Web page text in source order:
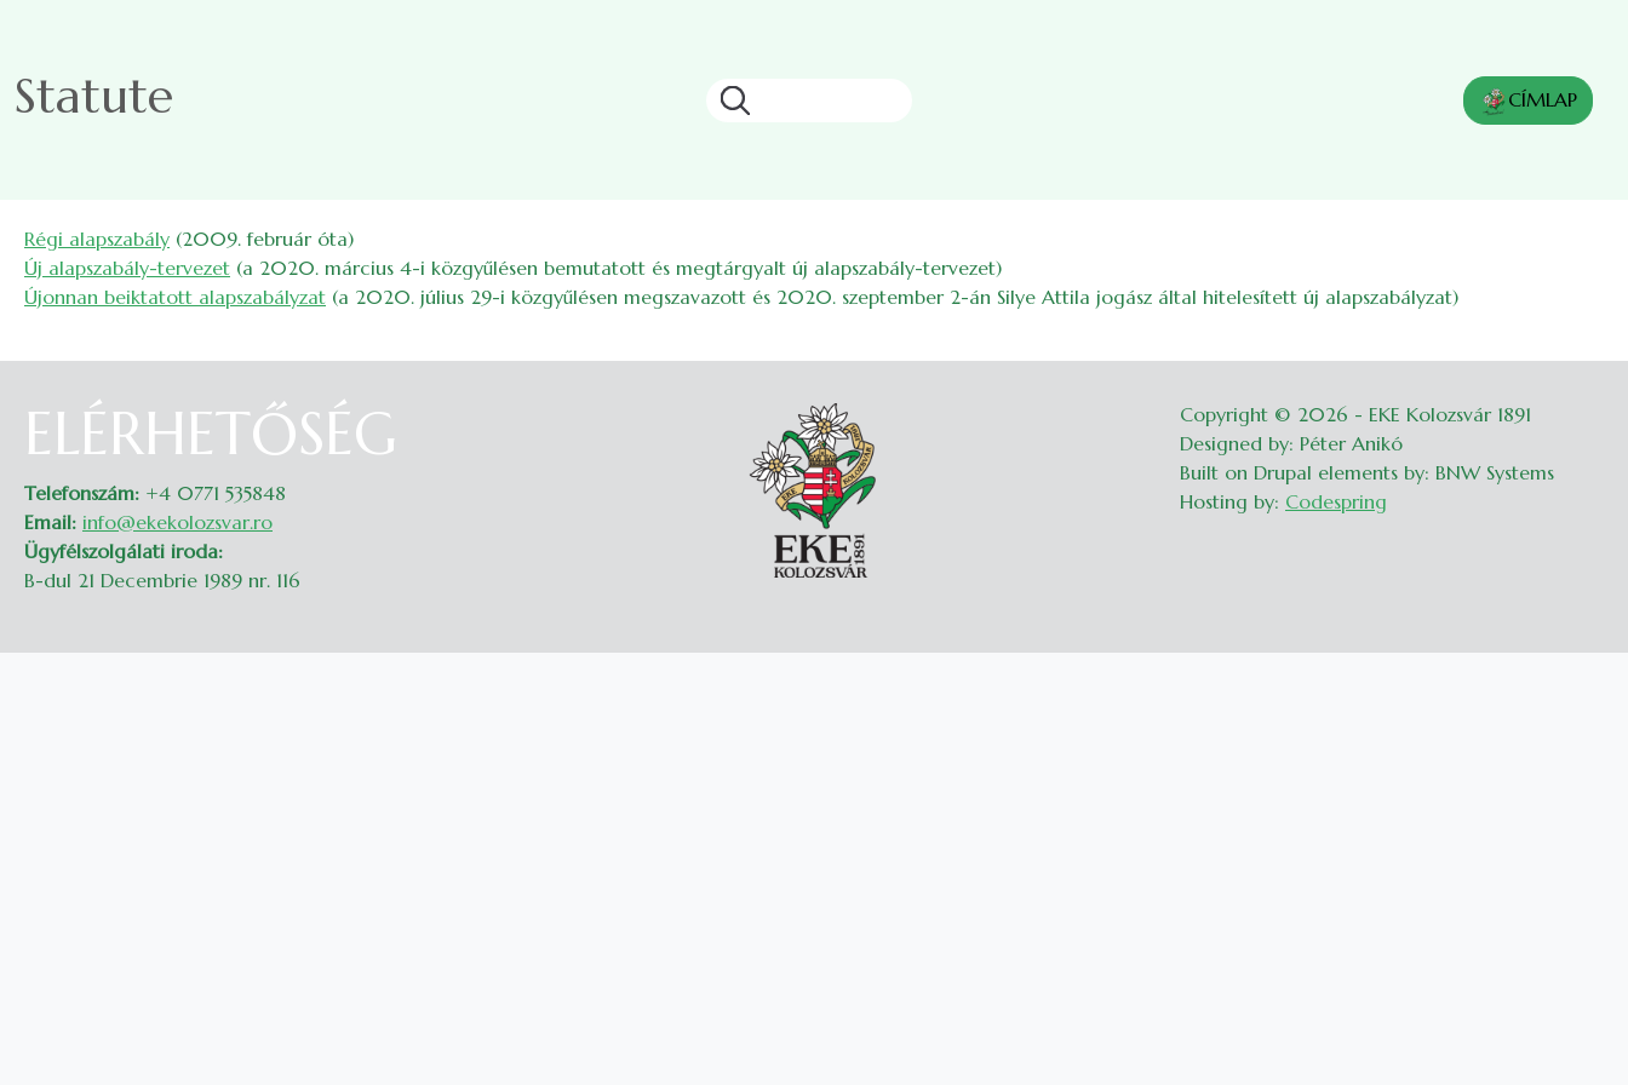
Statute CÍMLAP
Régi alapszabály (2009. február óta)
Új alapszabály-tervezet (a 2020. március 4-i közgyűlésen bemutatott és megtárgyalt új alapszabály-tervezet)
Újonnan beiktatott alapszabályzat (a 2020. július 29-i közgyűlésen megszavazott és 2020. szeptember 2-án Silye Attila jogász által hitelesített új alapszabályzat)
ELÉRHETŐSÉG
Telefonszám: +4 0771 535848
Email: info@ekekolozsvar.ro
Ügyfélszolgálati iroda:
B-dul 21 Decembrie 1989 nr. 116
Copyright © 2026 - EKE Kolozsvár 1891
Designed by: Péter Anikó
Built on Drupal elements by: BNW Systems
Hosting by: Codespring